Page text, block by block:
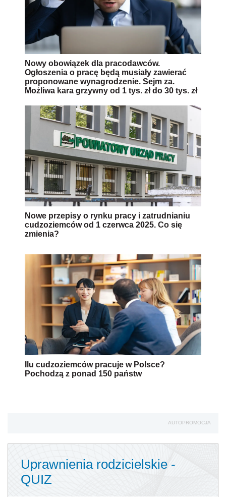
Nowy obowiązek dla pracodawców.
Ogłoszenia o pracę będą musiały zawierać
proponowane wynagrodzenie. Sejm za.
Możliwa kara grzywny od 1 tys. zł do 30 tys. zł
Nowe przepisy o rynku pracy i zatrudnianiu
cudzoziemców od 1 czerwca 2025. Co się
zmienia?
Ilu cudzoziemców pracuje w Polsce?
Pochodzą z ponad 150 państw
AUTOPROMOCJA
Uprawnienia rodzicielskie -
QUIZ